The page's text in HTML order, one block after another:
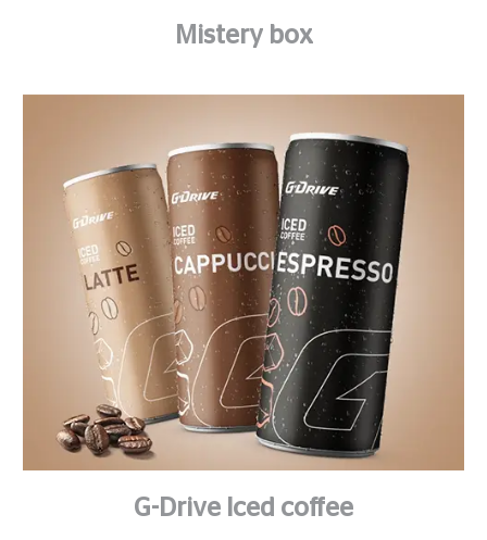
Mistery box
G-Drive Iced coffee